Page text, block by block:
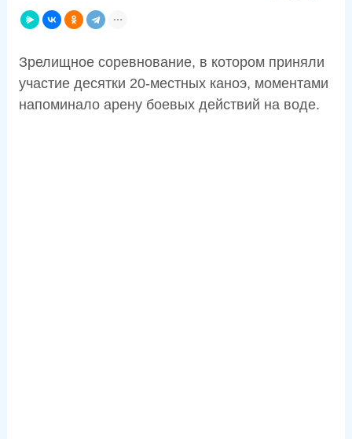
Зрелищное соревнование, в котором приняли
участие десятки 20-местных каноэ, моментами
напоминало арену боевых действий на воде.